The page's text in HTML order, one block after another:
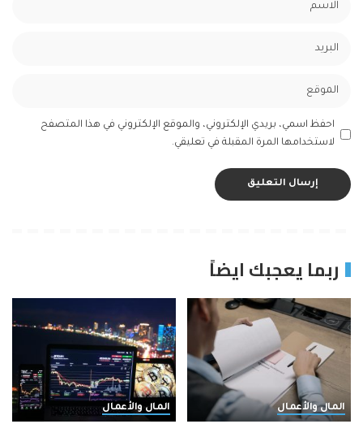
احفظ اسمي، بريدي الإلكتروني، والموقع الإلكتروني في هذا المتصفح
لاستخدامها المرة المقبلة في تعليقي.
ربما يعجبك ايضاً
المال والأعمال المال والأعمال